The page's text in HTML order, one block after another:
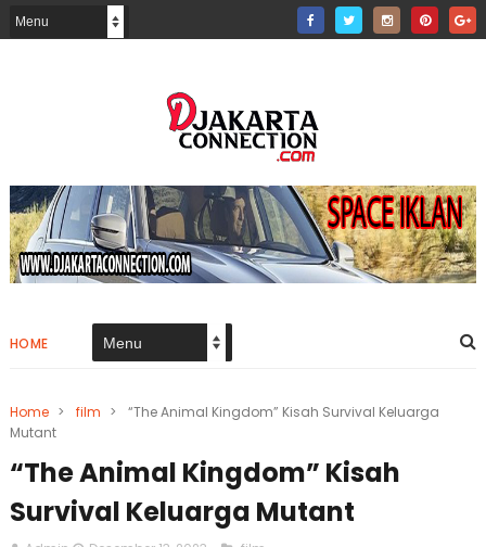
HOME
Home > film >
“The Animal Kingdom” Kisah Survival Keluarga
Mutant
“The Animal Kingdom” Kisah
Survival Keluarga Mutant